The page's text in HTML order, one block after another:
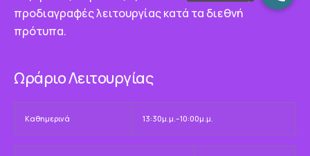
προδιαγραφές λειτουργίας κατά τα διεθνή
πρότυπα.
Ωράριο Λειτουργίας
Καθημερινά 13:30μ.μ.–10:00μ.μ.